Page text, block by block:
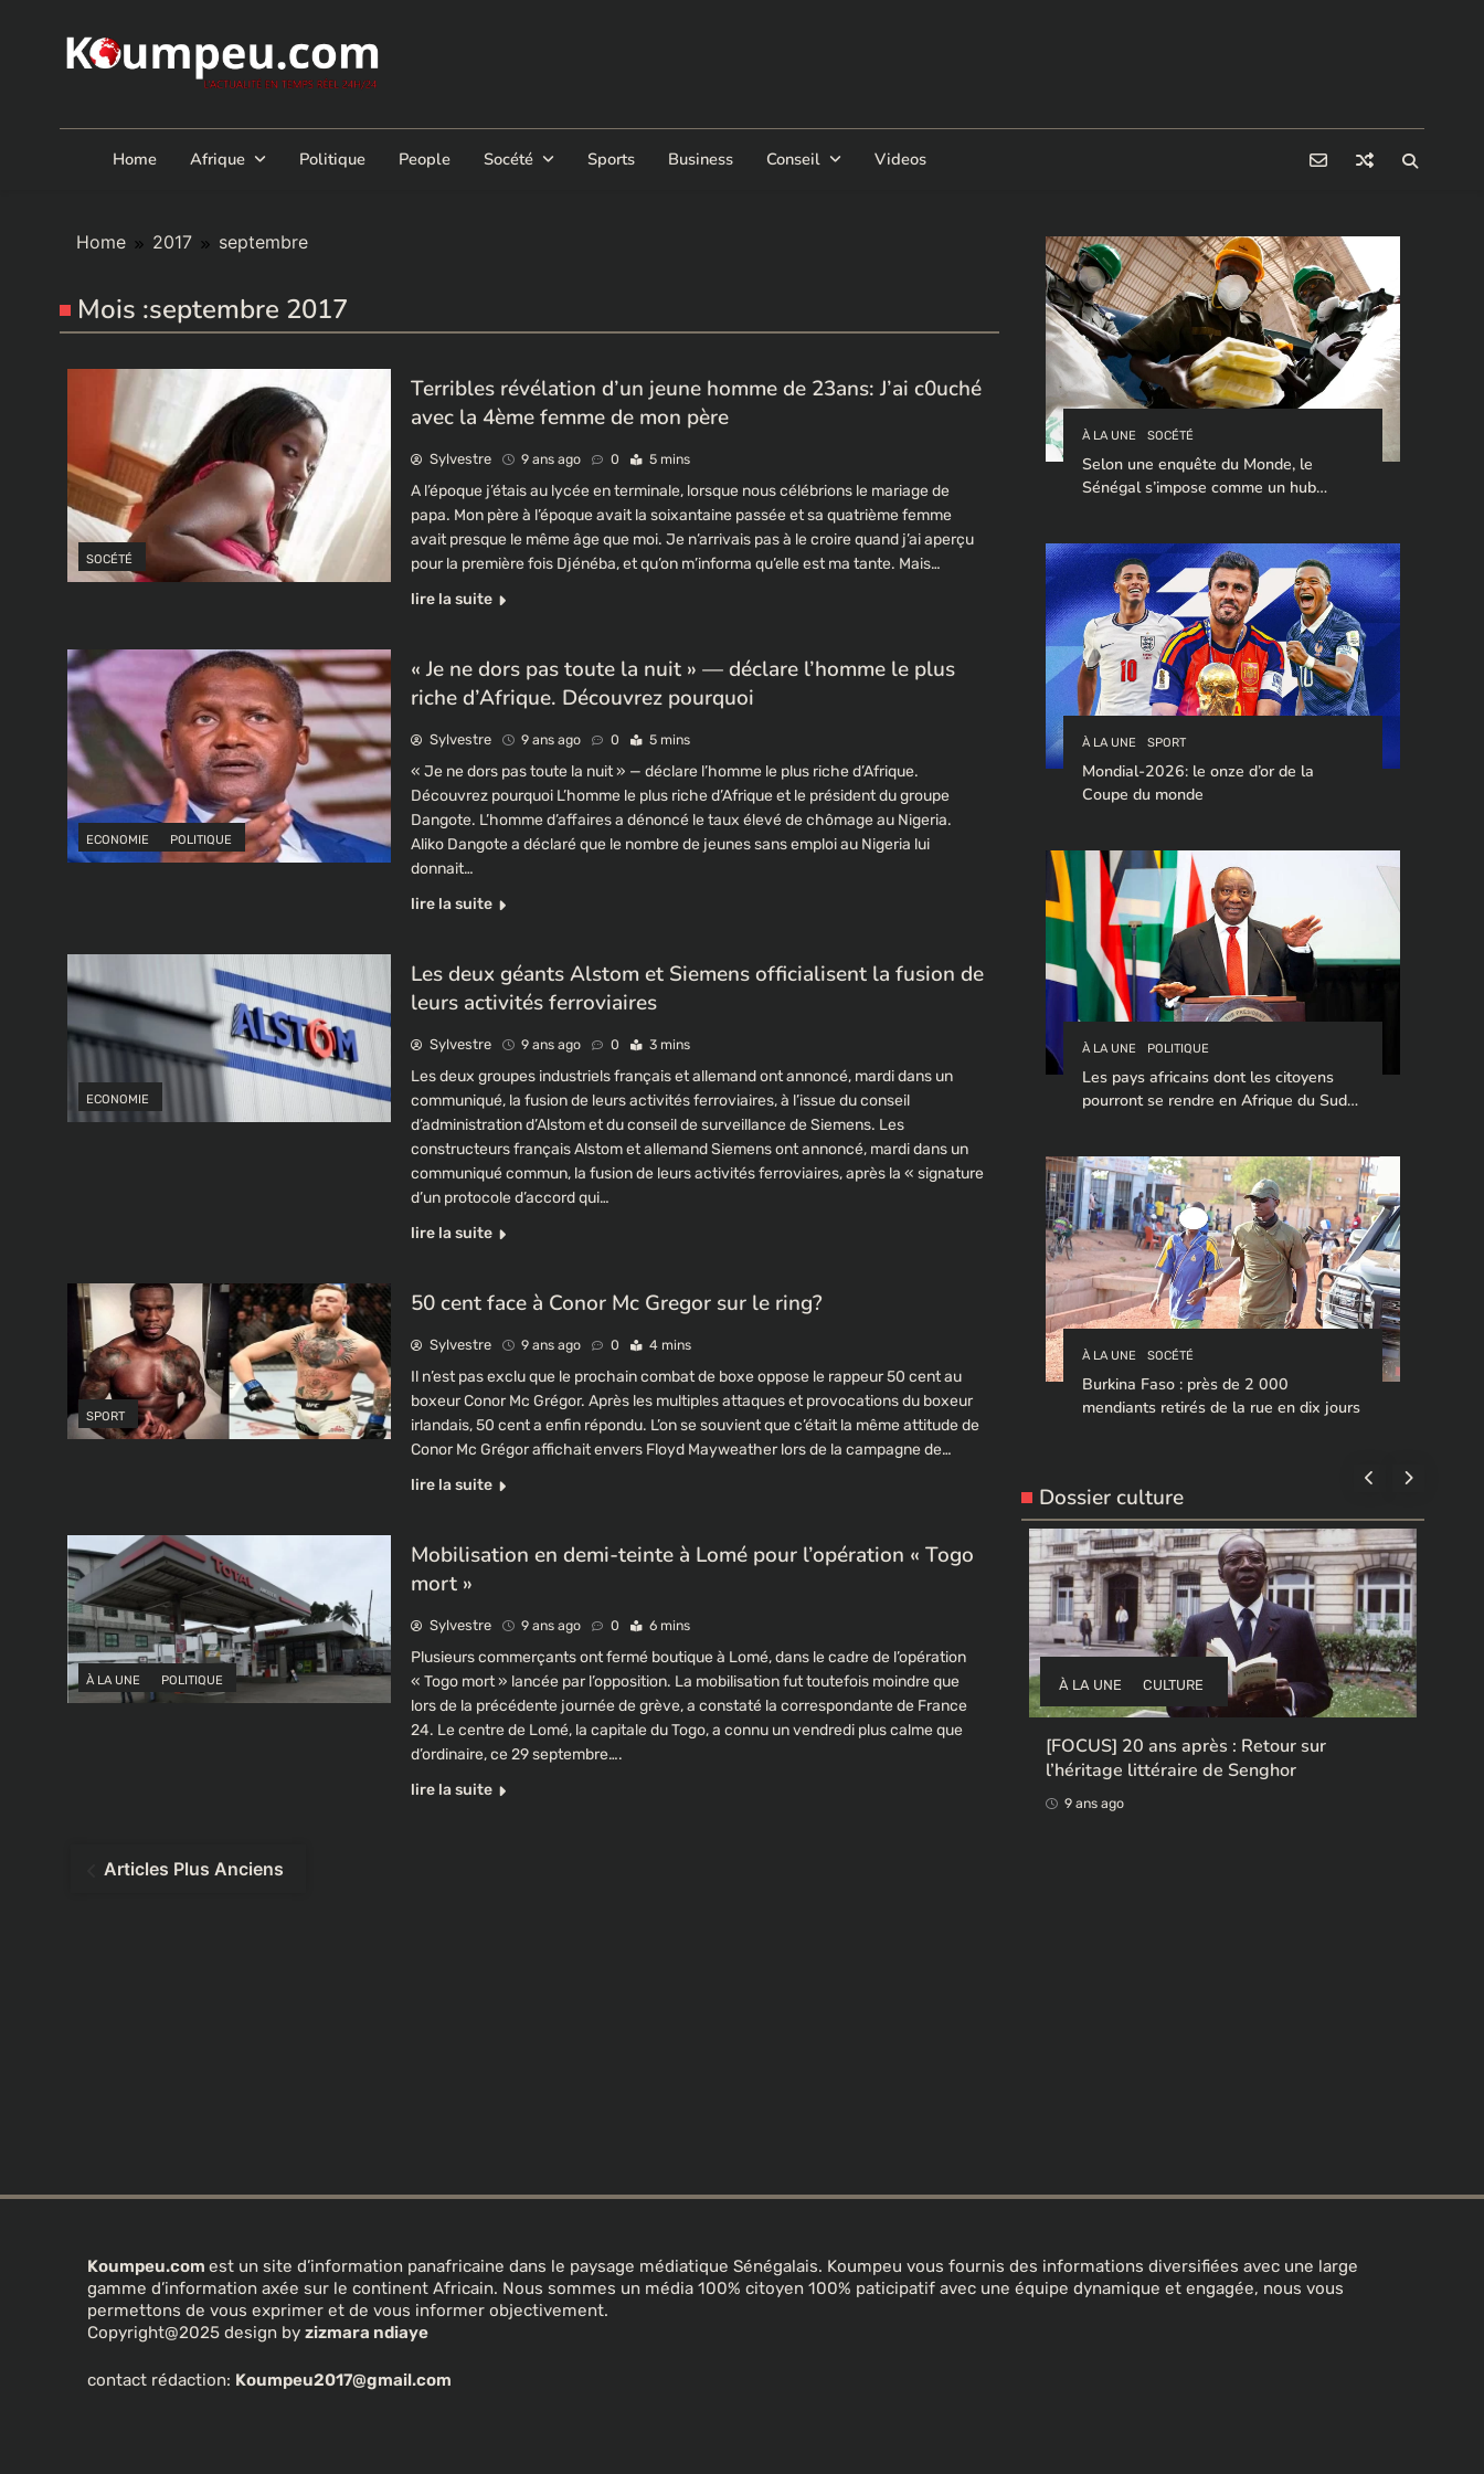
Home Afrique Politique People Socété Sports Business Conseil Videos
Home 2017 septembre
Mois :septembre 2017
SOCÉTÉ
Terribles révélation d’un jeune homme de 23ans: J’ai c0uché
avec la 4ème femme de mon père
Sylvestre 9 ans ago 0 5 mins
A l’époque j’étais au lycée en terminale, lorsque nous célébrions le mariage de
papa. Mon père à l’époque avait la soixantaine passée et sa quatrième femme
avait presque le même âge que moi. Je n’arrivais pas à le croire quand j’ai aperçu
pour la première fois Djénéba, et qu’on m’informa qu’elle est ma tante. Mais…
lire la suite
ECONOMIE POLITIQUE
« Je ne dors pas toute la nuit » — déclare l’homme le plus
riche d’Afrique. Découvrez pourquoi
Sylvestre 9 ans ago 0 5 mins
« Je ne dors pas toute la nuit » — déclare l’homme le plus riche d’Afrique.
Découvrez pourquoi L’homme le plus riche d’Afrique et le président du groupe
Dangote. L’homme d’affaires a dénoncé le taux élevé de chômage au Nigeria.
Aliko Dangote a déclaré que le nombre de jeunes sans emploi au Nigeria lui
donnait…
lire la suite
ECONOMIE
Les deux géants Alstom et Siemens officialisent la fusion de
leurs activités ferroviaires
Sylvestre 9 ans ago 0 3 mins
Les deux groupes industriels français et allemand ont annoncé, mardi dans un
communiqué, la fusion de leurs activités ferroviaires, à l’issue du conseil
d’administration d’Alstom et du conseil de surveillance de Siemens. Les
constructeurs français Alstom et allemand Siemens ont annoncé, mardi dans un
communiqué commun, la fusion de leurs activités ferroviaires, après la « signature
d’un protocole d’accord qui…
lire la suite
SPORT
50 cent face à Conor Mc Gregor sur le ring?
Sylvestre 9 ans ago 0 4 mins
Il n’est pas exclu que le prochain combat de boxe oppose le rappeur 50 cent au
boxeur Conor Mc Grégor. Après les multiples attaques et provocations du boxeur
irlandais, 50 cent a enfin répondu. L’on se souvient que c’était la même attitude de
Conor Mc Grégor affichait envers Floyd Mayweather lors de la campagne de…
lire la suite
À LA UNE POLITIQUE
Mobilisation en demi-teinte à Lomé pour l’opération « Togo
mort »
Sylvestre 9 ans ago 0 6 mins
Plusieurs commerçants ont fermé boutique à Lomé, dans le cadre de l’opération
« Togo mort » lancée par l’opposition. La mobilisation fut toutefois moindre que
lors de la précédente journée de grève, a constaté la correspondante de France
24. Le centre de Lomé, la capitale du Togo, a connu un vendredi plus calme que
d’ordinaire, ce 29 septembre….
lire la suite
Articles Plus Anciens
À LA UNE SOCÉTÉ
Selon une enquête du Monde, le
Sénégal s’impose comme un hub
À LA UNE SPORT
Mondial-2026: le onze d’or de la
Coupe du monde
À LA UNE POLITIQUE
Les pays africains dont les citoyens
pourront se rendre en Afrique du Sud
À LA UNE SOCÉTÉ
Burkina Faso : près de 2 000
mendiants retirés de la rue en dix jours
Dossier culture
CULTURE
À LA UNE CULTURE
[FOCUS] 20 ans après : Retour sur
l’héritage littéraire de Senghor
9 ans ago
Koumpeu.com est un site d’information panafricaine dans le paysage médiatique Sénégalais. Koumpeu vous fournis des informations diversifiées avec une large
gamme d’information axée sur le continent Africain. Nous sommes un média 100% citoyen 100% paticipatif avec une équipe dynamique et engagée, nous vous
permettons de vous exprimer et de vous informer objectivement.
Copyright@2025 design by zizmara ndiaye
contact rédaction: Koumpeu2017@gmail.com